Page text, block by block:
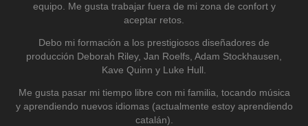
equipo. Me gusta trabajar fuera de mi zona de confort y
aceptar retos.
Debo mi formación a los prestigiosos diseñadores de
producción Deborah Riley, Jan Roelfs, Adam Stockhausen,
Kave Quinn y Luke Hull.
Me gusta pasar mi tiempo libre con mi familia, tocando música
y aprendiendo nuevos idiomas (actualmente estoy aprendiendo
catalán).